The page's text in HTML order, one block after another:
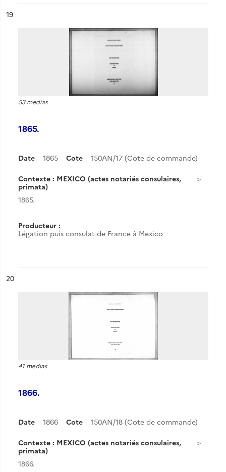
n°
19
53 medias
1865.
Date 1865 Cote 150AN/17 (Cote de commande)
Contexte : MEXICO (actes notariés consulaires,
primata)
1865.
Producteur :
Légation puis consulat de France à Mexico
n°
20
41 medias
1866.
Date 1866 Cote 150AN/18 (Cote de commande)
Contexte : MEXICO (actes notariés consulaires,
primata)
1866.